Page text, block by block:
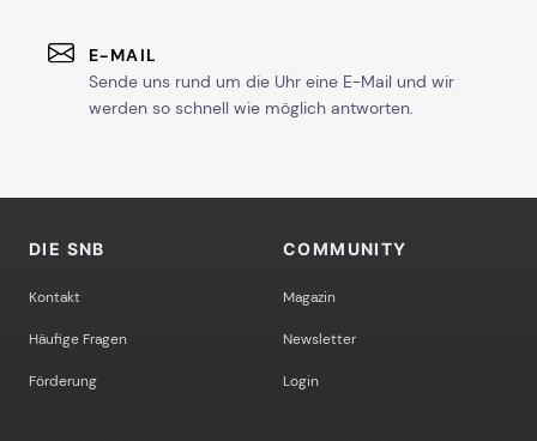
E-MAIL
Sende uns rund um die Uhr eine E-Mail und wir
werden so schnell wie möglich antworten.
DIE SNB
Kontakt
Häufige Fragen
Förderung
COMMUNITY
Magazin
Newsletter
Login